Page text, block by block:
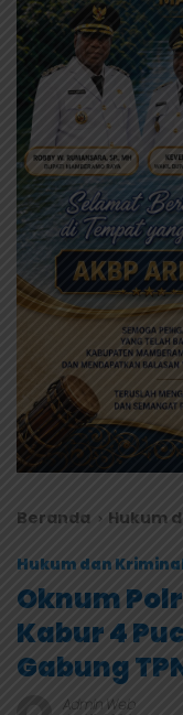
Beranda Hukum
Hukum dan
Oknum
Kabur 4
Gabung
Admin Web